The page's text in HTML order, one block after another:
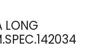
LONG